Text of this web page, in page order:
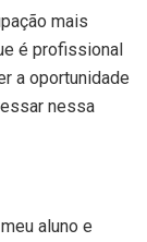
mais
é profissional
a oportunidade
nessa
aluno e